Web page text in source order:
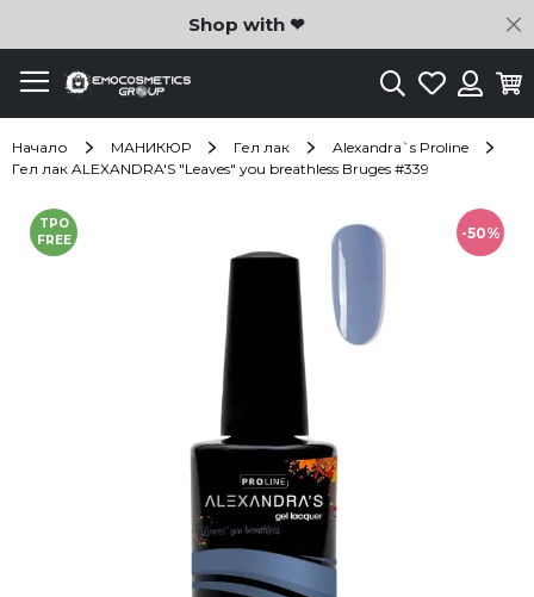
Shop with ❤
ТърсенеЛюбими
Начало МАНИКЮР Гел лак
Alexandra`s Proline
Гел лак ALEXANDRA'S "Leaves" you breathless Bruges #339
-50%
TPO
FREE
Преминете
към
края